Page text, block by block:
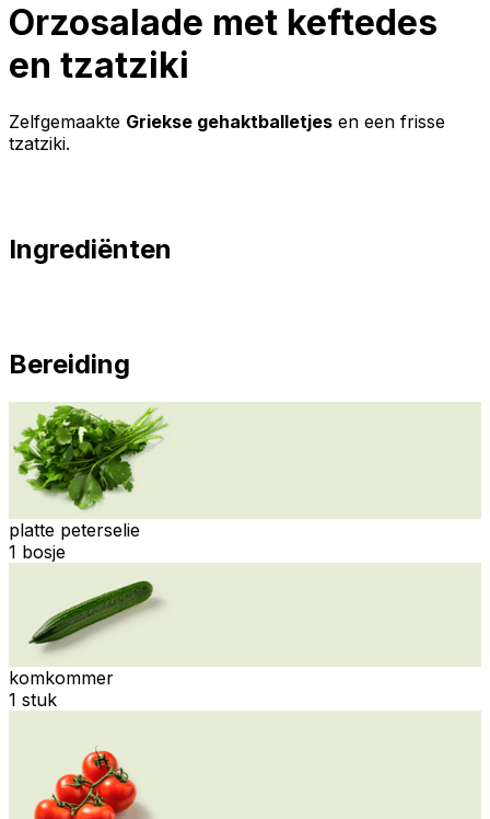
Orzosalade met keftedes
en tzatziki
Zelfgemaakte Griekse gehaktballetjes en een frisse
tzatziki.
Ingrediënten
Bereiding
platte peterselie
1 bosje
komkommer
1 stuk